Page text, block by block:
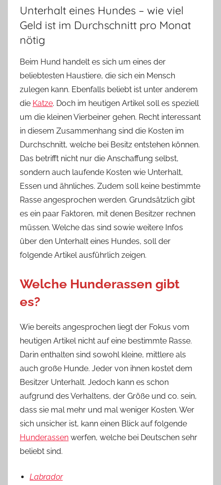
Unterhalt eines Hundes – wie viel
Geld ist im Durchschnitt pro Monat
nötig
Beim Hund handelt es sich um eines der
beliebtesten Haustiere, die sich ein Mensch
zulegen kann. Ebenfalls beliebt ist unter anderem
die Katze. Doch im heutigen Artikel soll es speziell
um die kleinen Vierbeiner gehen. Recht interessant
in diesem Zusammenhang sind die Kosten im
Durchschnitt, welche bei Besitz entstehen können.
Das betrifft nicht nur die Anschaffung selbst,
sondern auch laufende Kosten wie Unterhalt,
Essen und ähnliches. Zudem soll keine bestimmte
Rasse angesprochen werden. Grundsätzlich gibt
es ein paar Faktoren, mit denen Besitzer rechnen
müssen. Welche das sind sowie weitere Infos
über den Unterhalt eines Hundes, soll der
folgende Artikel ausführlich zeigen.
Welche Hunderassen gibt
es?
Wie bereits angesprochen liegt der Fokus vom
heutigen Artikel nicht auf eine bestimmte Rasse.
Darin enthalten sind sowohl kleine, mittlere als
auch große Hunde. Jeder von ihnen kostet dem
Besitzer Unterhalt. Jedoch kann es schon
aufgrund des Verhaltens, der Größe und co. sein,
dass sie mal mehr und mal weniger Kosten. Wer
sich unsicher ist, kann einen Blick auf folgende
Hunderassen werfen, welche bei Deutschen sehr
beliebt sind.
Labrador